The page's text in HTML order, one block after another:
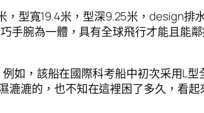
，型寬19.4米，型深9.25米，design
手腕為一體，具有全球飛行才能且能
例如，該船在國際科考船中初次采用L
漉漉的，也不知在這裡困了多久，看